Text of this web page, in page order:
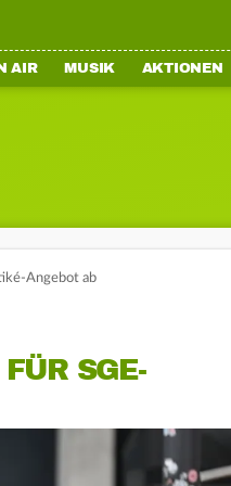
AIR MUSIK AKTIONEN
Angebot ab
SGE-